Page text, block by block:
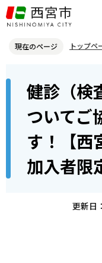
こ
の
ジ
現在のページ トップペ
健診（検査）結果の提供
民健康保険加入者限定】
健診（検
ついてご
す！【西
加入者限
更新日